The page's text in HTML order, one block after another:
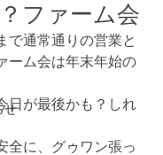
せ
ファーム会
で通常通りの営業と
ーム会は年末年始の
日が最後かも？しれ
全に、グゥワン張っ